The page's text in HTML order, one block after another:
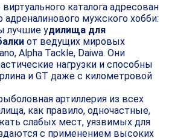
каталога адресован
адреналинового мужского хобби:
лучшие удилища для
от ведущих мировых
Alpha Tackle, Daiwa. Они
нагрузки и способны
и GT даже с километровой
артиллерия из всех
как правило, одночастные,
слабых мест, уязвимых для
с применением высоких